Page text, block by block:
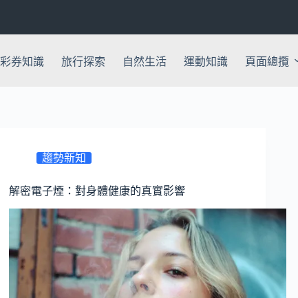
彩券知識 旅行探索 自然生活 運動知識 頁面總攬
趨勢新知
解密電子煙：對身體健康的真實影響